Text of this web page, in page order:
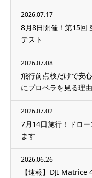
2026.07.17
8月8日開催！第15回
テスト
2026.07.08
飛行前点検だけで安
にプロペラを見る理由
2026.07.02
7月14日施行！ドロ
ます
2026.06.26
【速報】DJI